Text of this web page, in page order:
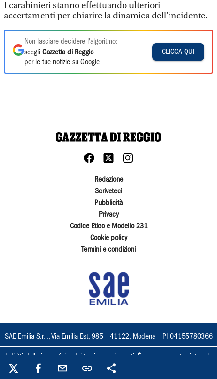
I carabinieri stanno effettuando ulteriori
accertamenti per chiarire la dinamica dell’incidente.
Non lasciare decidere l'algoritmo:
scegli Gazzetta di Reggio
per le tue notizie su Google
CLICCA QUI
Redazione
Scriveteci
Pubblicità
Privacy
Codice Etico e Modello 231
Cookie policy
Termini e condizioni
SAE Emilia S.r.l., Via Emilia Est, 985 – 41122, Modena – PI 04155780366
I diritti delle immagini e dei testi sono riservati. È espressamente vietata la
loro riproduzione con qualsiasi mezzo e l'adattamento totale o parziale.